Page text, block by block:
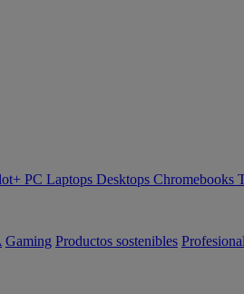
PC Laptops Desktops Chromebooks
Gaming Productos sostenibles Profesional